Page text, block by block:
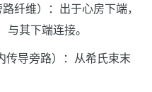
纤维）：出于心房下端，
其下端连接。
导旁路）：从希氏束末